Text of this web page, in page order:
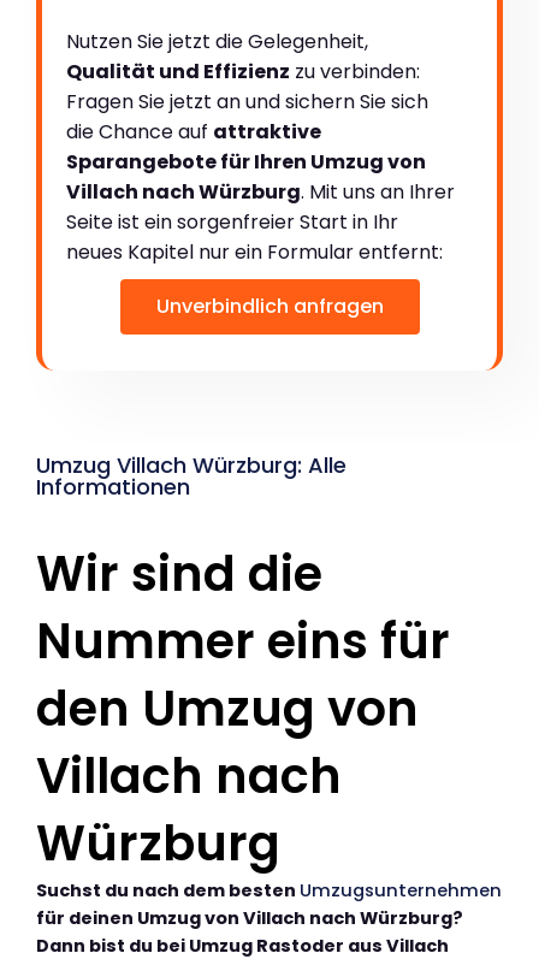
Nutzen Sie jetzt die Gelegenheit,
Qualität und Effizienz zu verbinden:
Fragen Sie jetzt an und sichern Sie sich
die Chance auf attraktive
Sparangebote für Ihren Umzug von
Villach nach Würzburg. Mit uns an Ihrer
Seite ist ein sorgenfreier Start in Ihr
neues Kapitel nur ein Formular entfernt:
Unverbindlich anfragen
Umzug Villach Würzburg: Alle
Informationen
Wir sind die
Nummer eins für
den Umzug von
Villach nach
Würzburg
Suchst du nach dem besten Umzugsunternehmen
für deinen Umzug von Villach nach Würzburg?
Dann bist du bei Umzug Rastoder aus Villach